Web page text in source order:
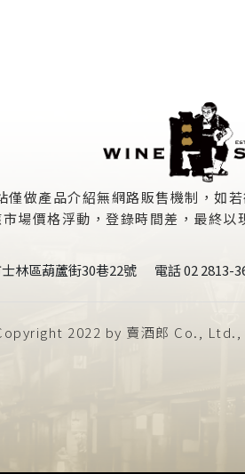
做產品介紹無網路販售機制，如
場價格浮動，登錄時間差，最終
林區葫蘆街30巷22號 電話 02 2813-
2022 by 賣酒郎 Co.,